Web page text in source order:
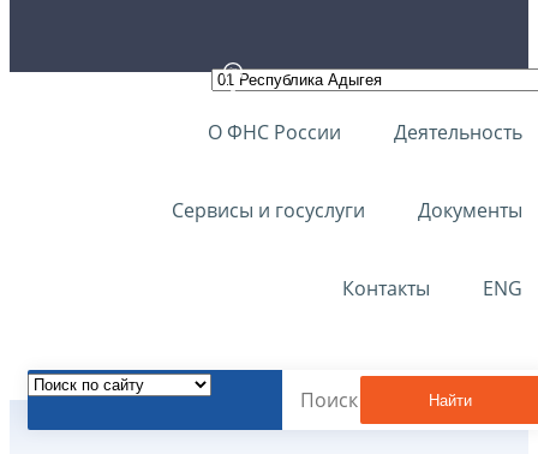
О ФНС России Деятельность
Сервисы и госуслуги Документы
Контакты ENG
Найти